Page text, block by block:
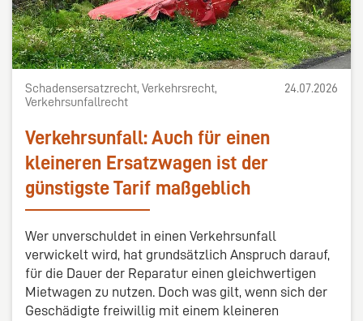
Schadensersatzrecht, Verkehrsrecht,
Verkehrsunfallrecht
24.07.2026
Verkehrsunfall: Auch für einen
kleineren Ersatzwagen ist der
günstigste Tarif maßgeblich
Wer unverschuldet in einen Verkehrsunfall
verwickelt wird, hat grundsätzlich Anspruch darauf,
für die Dauer der Reparatur einen gleichwertigen
Mietwagen zu nutzen. Doch was gilt, wenn sich der
Geschädigte freiwillig mit einem kleineren